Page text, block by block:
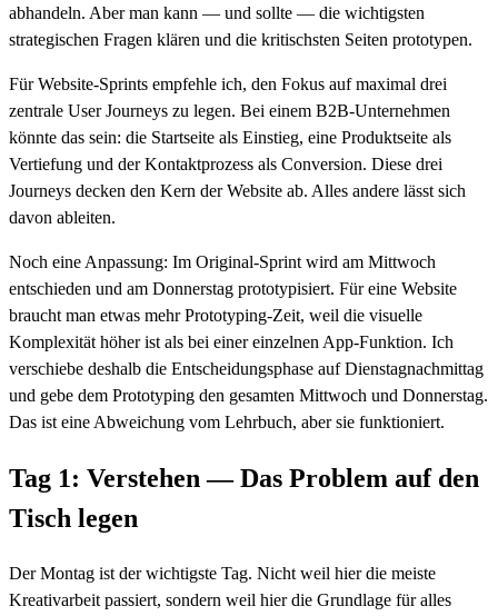
abhandeln. Aber man kann — und sollte — die wichtigsten
strategischen Fragen klären und die kritischsten Seiten prototypen.
Für Website-Sprints empfehle ich, den Fokus auf maximal drei
zentrale User Journeys zu legen. Bei einem B2B-Unternehmen
könnte das sein: die Startseite als Einstieg, eine Produktseite als
Vertiefung und der Kontaktprozess als Conversion. Diese drei
Journeys decken den Kern der Website ab. Alles andere lässt sich
davon ableiten.
Noch eine Anpassung: Im Original-Sprint wird am Mittwoch
entschieden und am Donnerstag prototypisiert. Für eine Website
braucht man etwas mehr Prototyping-Zeit, weil die visuelle
Komplexität höher ist als bei einer einzelnen App-Funktion. Ich
verschiebe deshalb die Entscheidungsphase auf Dienstagnachmittag
und gebe dem Prototyping den gesamten Mittwoch und Donnerstag.
Das ist eine Abweichung vom Lehrbuch, aber sie funktioniert.
Tag 1: Verstehen — Das Problem auf den
Tisch legen
Der Montag ist der wichtigste Tag. Nicht weil hier die meiste
Kreativarbeit passiert, sondern weil hier die Grundlage für alles